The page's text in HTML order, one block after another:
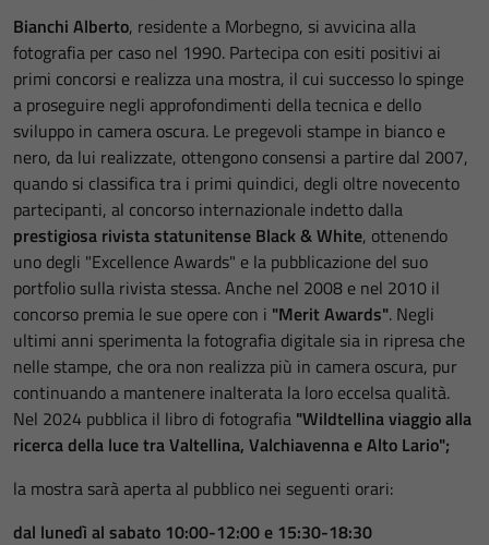
Bianchi Alberto, residente a Morbegno, si avvicina alla
fotografia per caso nel 1990. Partecipa con esiti positivi ai
primi concorsi e realizza una mostra, il cui successo lo spinge
a proseguire negli approfondimenti della tecnica e dello
sviluppo in camera oscura. Le pregevoli stampe in bianco e
nero, da lui realizzate, ottengono consensi a partire dal 2007,
quando si classifica tra i primi quindici, degli oltre novecento
partecipanti, al concorso internazionale indetto dalla
prestigiosa rivista statunitense Black & White, ottenendo
uno degli "Excellence Awards" e la pubblicazione del suo
portfolio sulla rivista stessa. Anche nel 2008 e nel 2010 il
concorso premia le sue opere con i "Merit Awards". Negli
ultimi anni sperimenta la fotografia digitale sia in ripresa che
nelle stampe, che ora non realizza più in camera oscura, pur
continuando a mantenere inalterata la loro eccelsa qualità.
Nel 2024 pubblica il libro di fotografia "Wildtellina viaggio alla
ricerca della luce tra Valtellina, Valchiavenna e Alto Lario";
la mostra sarà aperta al pubblico nei seguenti orari:
dal lunedì al sabato 10:00-12:00 e 15:30-18:30